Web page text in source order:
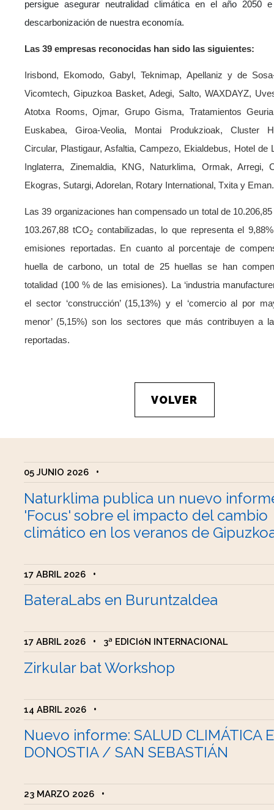
persigue asegurar neutralidad climática en el año 2050
descarbonización de nuestra economía.
Las 39 empresas reconocidas han sido las siguientes:
Irisbond, Ekomodo, Gabyl, Teknimap, Apellaniz y de
Vicomtech, Gipuzkoa Basket, Adegi, Salto, WAXDAYZ,
Atotxa Rooms, Ojmar, Grupo Gisma, Tratamientos
Euskabea, Giroa-Veolia, Montai Produkzioak, Cluster
Circular, Plastigaur, Asfaltia, Campezo, Ekialdebus, Hotel de
Inglaterra, Zinemaldia, KNG, Naturklima, Ormak, Arregi,
Ekogras, Sutargi, Adorelan, Rotary International, Txita y Eman.
Las 39 organizaciones han compensado un total de
103.267,88 tCO2 contabilizadas, lo que representa el
emisiones reportadas. En cuanto al porcentaje de
huella de carbono, un total de 25 huellas se han
totalidad (100 % de las emisiones). La ‘industria
el sector ‘construcción’ (15,13%) y el ‘comercio al por
menor’ (5,15%) son los sectores que más contribuyen a
reportadas.
VOLVER
05 JUNIO 2026 •
Naturklima publica un nuevo
'Focus' sobre el impacto del cambio
climático en los veranos de
17 ABRIL 2026 •
BateraLabs en Buruntzaldea
17 ABRIL 2026 • 3ª EDICIóN INTERNACIONAL
Zirkular bat Workshop
14 ABRIL 2026 •
Nuevo informe: SALUD CLIMÁTICA
DONOSTIA / SAN SEBASTIÁN
23 MARZO 2026 •